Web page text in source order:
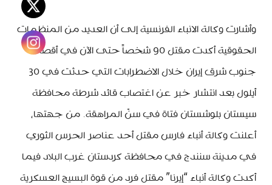
وأشارت وكالة الانباء الفرنسية إلى أن العديد من المنظمات
الحقوقية أكدت مقتل 90 شخصاً حتى الآن في أقصى
جنوب شرق إيران خلال الاضطرابات التي حدثت في 30
أيلول بعد انتشار خبر عن اغتصاب قائد شرطة محافظة
سيستان بلوشستان فتاة في سنّ المراهقة. من جهتها،
أعلنت وكالة أنباء فارس مقتل أحد عناصر الحرس الثوري
في مدينة سنندج في محافظة كردستان غرب البلاد فيما
أكدت وكالة أنباء “إيرنا” مقتل فرد من قوة البسيج العسكرية